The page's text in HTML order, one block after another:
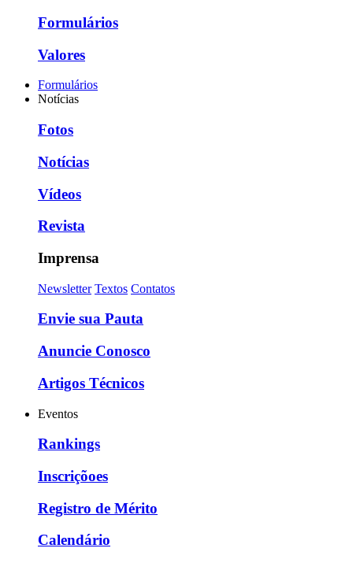
Formulários
Valores
Formulários
Notícias
Fotos
Notícias
Vídeos
Revista
Imprensa
Newsletter Textos Contatos
Envie sua Pauta
Anuncie Conosco
Artigos Técnicos
Eventos
Rankings
Inscriçõoes
Registro de Mérito
Calendário